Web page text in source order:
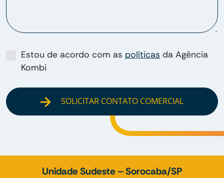
Estou de acordo com as políticas da Agência
Kombi
SOLICITAR CONTATO COMERCIAL
Unidade Sudeste – Sorocaba/SP